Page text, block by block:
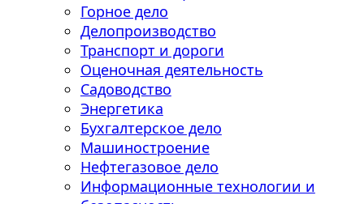
Горное дело
Делопроизводство
Транспорт и дороги
Оценочная деятельность
Садоводство
Энергетика
Бухгалтерское дело
Машиностроение
Нефтегазовое дело
Информационные технологии и